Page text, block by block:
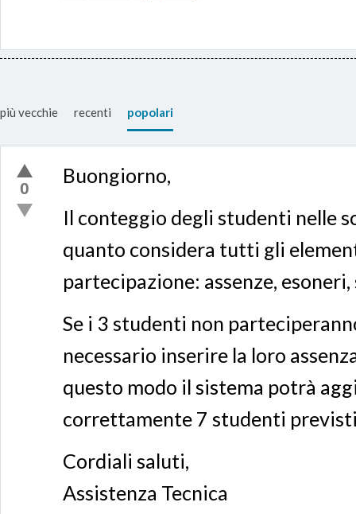
più vecchie recenti popolari
0
Buongiorno,
Il conteggio degli studenti nelle
quanto considera tutti gli
partecipazione: assenze,
Se i 3 studenti non
necessario inserire la loro
questo modo il sistema potrà
correttamente 7 studenti
Cordiali saluti,
Assistenza Tecnica